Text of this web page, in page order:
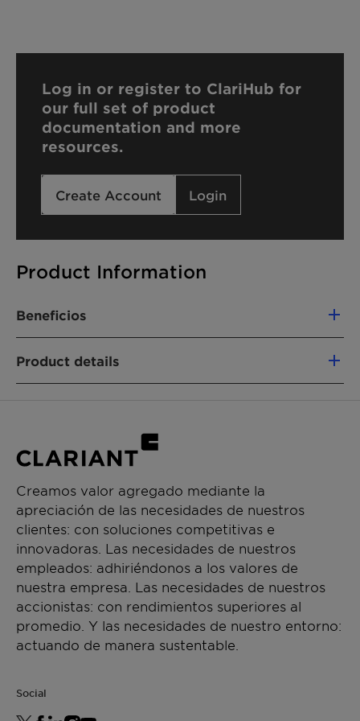
Product Information
Beneficios
Product details
FUNCIONES DEL PRODUCTO
CHEMICAL TYPE
Glycol ethers
APLICACIONES
Paint additive manufacturing
Chemical synthesis
Log in or register to ClariHub for
our full set of product
documentation and more
resources.
Create Account Login
Creamos valor agregado mediante la
apreciación de las necesidades de nuestros
clientes: con soluciones competitivas e
innovadoras. Las necesidades de nuestros
empleados: adhiriéndonos a los valores de
nuestra empresa. Las necesidades de nuestros
accionistas: con rendimientos superiores al
promedio. Y las necesidades de nuestro entorno:
actuando de manera sustentable.
Social